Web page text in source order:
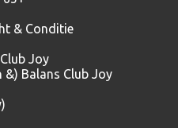
& Conditie
Joy
&) Balans Club Joy